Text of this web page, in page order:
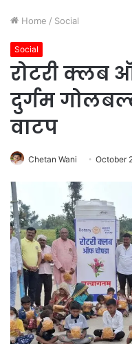
Home / Social
Social
रोटरी क्लब
दुर्गम
वाटप
Chetan Wani October